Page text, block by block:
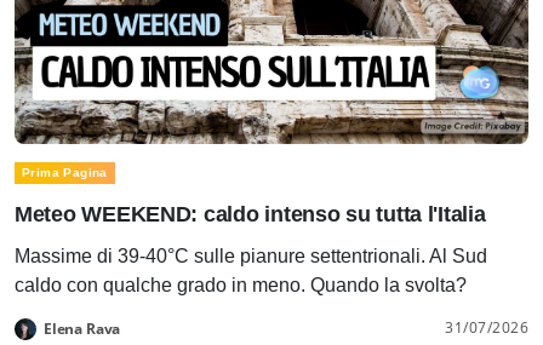
Prima Pagina
Meteo WEEKEND: caldo intenso su tutta l'Italia
Massime di 39-40°C sulle pianure settentrionali. Al Sud
caldo con qualche grado in meno. Quando la svolta?
Elena Rava 31/07/2026